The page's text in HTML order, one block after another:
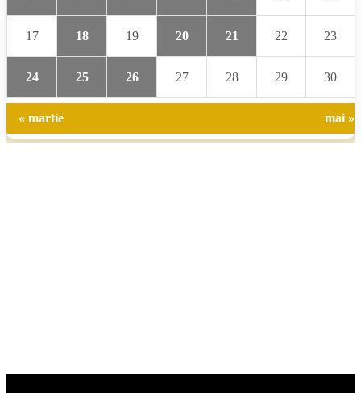
17 18 19 20 21 22 23
24 25 26 27 28 29 30
« martie mai »